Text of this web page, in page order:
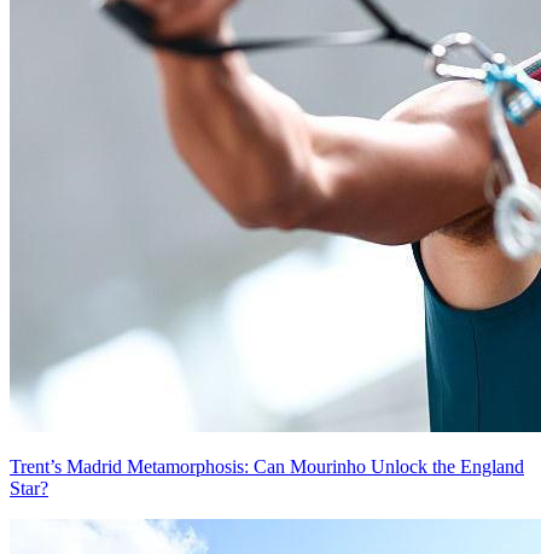
Trent’s Madrid Metamorphosis: Can Mourinho Unlock the England
Star?